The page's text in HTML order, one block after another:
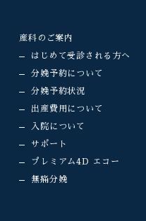
産科のご案内
はじめて受診される方へ
分娩予約について
分娩予約状況
出産費用について
入院について
サポート
プレミアム4D エコー
無痛分娩